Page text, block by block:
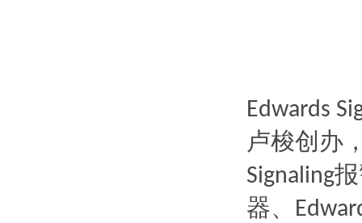
Edwards
卢梭创办
Signaling
器、